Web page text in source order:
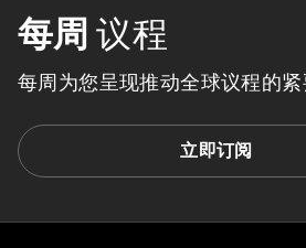
每周 议程
每周为您呈现推动全球议程的紧
立即订阅